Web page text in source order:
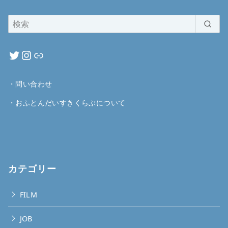
・ 問い合わせ
・ おふとんだいすきくらぶについて
カテゴリー
FILM
JOB